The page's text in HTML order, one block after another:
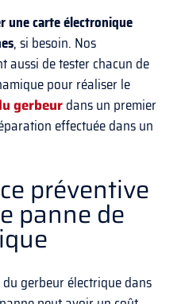
une carte électronique
, si besoin. Nos
aussi de tester chacun de
pour réaliser le
gerbeurdans un premier
effectuée dans un
préventive
panne de
gerbeur électrique dans